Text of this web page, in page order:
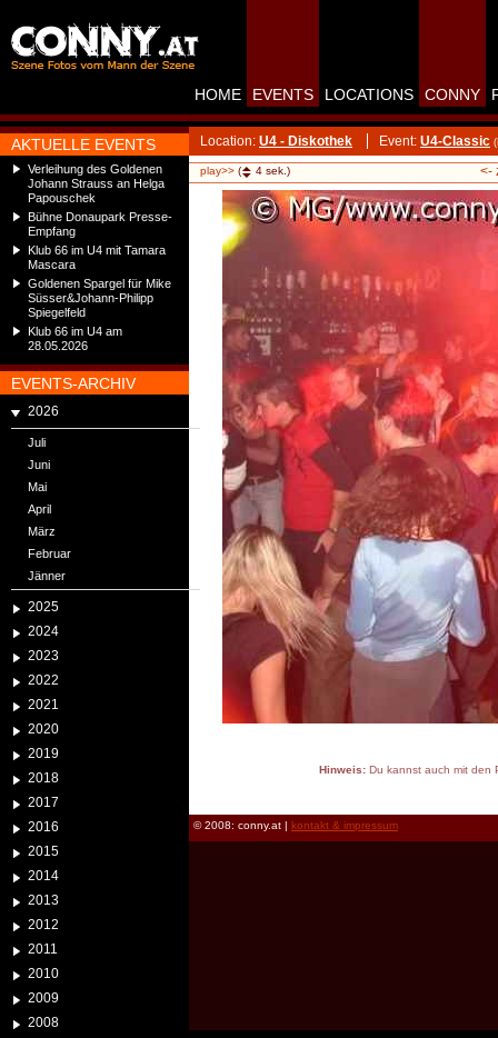
AKTUELLE EVENTS
Verleihung des Goldenen
Johann Strauss an Helga
Papouschek
Bühne Donaupark Presse-
Empfang
Klub 66 im U4 mit Tamara
Mascara
Goldenen Spargel für Mike
Süsser&Johann-Philipp
Spiegelfeld
Klub 66 im U4 am
28.05.2026
EVENTS-ARCHIV
2026
Juli
Juni
Mai
April
März
Februar
Jänner
2025
2024
2023
2022
2021
2020
2019
2018
2017
2016
2015
2014
2013
2012
2011
2010
2009
2008
HOME EVENTS LOCATIONS CONNY
Location: U4 - Diskothek Event: U4-Classic
play>> ( 4 sek.) <-
Hinweis:Du kannst auch mit den
© 2008: conny.at | kontakt & impressum